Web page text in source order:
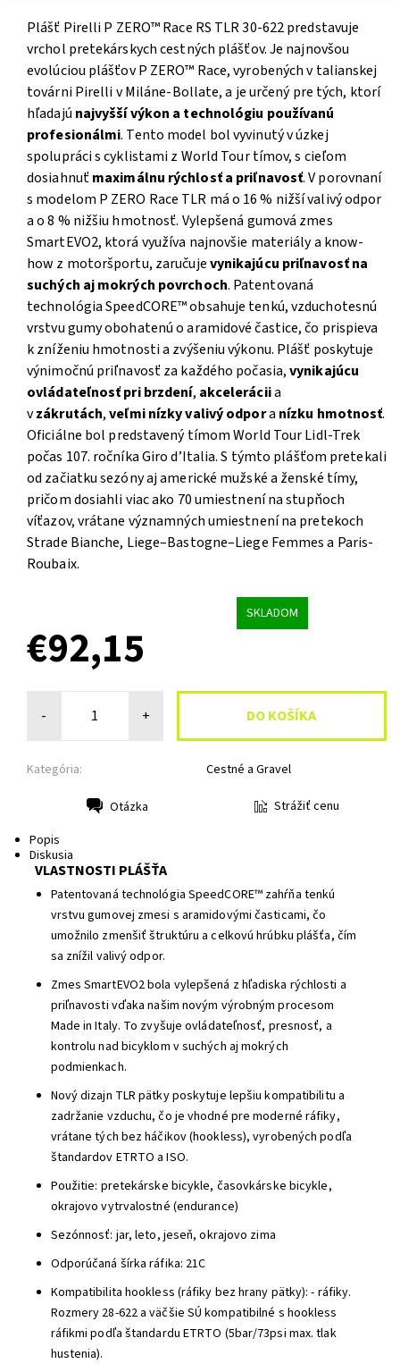
Plášť Pirelli P ZERO™ Race RS TLR 30-622 predstavuje
vrchol pretekárskych cestných plášťov. Je najnovšou
evolúciou plášťov P ZERO™ Race, vyrobených v talianskej
továrni Pirelli v Miláne-Bollate, a je určený pre tých, ktorí
hľadajú najvyšší výkon a technológiu používanú
profesionálmi. Tento model bol vyvinutý v úzkej
spolupráci s cyklistami z World Tour tímov, s cieľom
dosiahnuťmaximálnu rýchlosť a priľnavosť. V porovnaní
s modelom P ZERO Race TLR má o 16 % nižší valivý odpor
a o 8 % nižšiu hmotnosť. Vylepšená gumová zmes
SmartEVO2, ktorá využíva najnovšie materiály a know-
how z motoršportu, zaručujevynikajúcu priľnavosť na
suchých aj mokrých povrchoch. Patentovaná
technológia SpeedCORE™ obsahuje tenkú, vzduchotesnú
vrstvu gumy obohatenú o aramidové častice, čo prispieva
k zníženiu hmotnosti a zvýšeniu výkonu. Plášť poskytuje
výnimočnú priľnavosť za každého počasia,vynikajúcu
ovládateľnosť pri brzdení, akceleráciia
vzákrutách,veľmi nízky valivý odpora nízku hmotnosť.
Oficiálne bol predstavený tímom World Tour Lidl-Trek
počas 107. ročníka Giro d’Italia. S týmto plášťom pretekali
od začiatku sezóny aj americké mužské a ženské tímy,
pričom dosiahli viac ako 70 umiestnení na stupňoch
víťazov, vrátane významných umiestnení na pretekoch
Strade Bianche, Liege–Bastogne–Liege Femmes a Paris-
Roubaix.
SKLADOM
€92,15
- +
Kategória: Cestné a Gravel
Otázka
Strážiť cenu
Popis
Diskusia
VLASTNOSTI PLÁŠŤA
Patentovaná technológia SpeedCORE™ zahŕňa tenkú
vrstvu gumovej zmesi s aramidovými časticami, čo
umožnilo zmenšiť štruktúru a celkovú hrúbku plášťa, čím
sa znížil valivý odpor.
Zmes SmartEVO2 bola vylepšená z hľadiska rýchlosti a
priľnavosti vďaka našim novým výrobným procesom
Made in Italy. To zvyšuje ovládateľnosť, presnosť, a
kontrolu nad bicyklom v suchých aj mokrých
podmienkach.
Nový dizajn TLR pätky poskytuje lepšiu kompatibilitu a
zadržanie vzduchu, čo je vhodné pre moderné ráfiky,
vrátane tých bez háčikov (hookless), vyrobených podľa
štandardov ETRTO a ISO.
Použitie: pretekárske bicykle, časovkárske bicykle,
okrajovo vytrvalostné (endurance)
Sezónnosť: jar, leto, jeseň, okrajovo zima
Odporúčaná šírka ráfika: 21C
Kompatibilita hookless (ráfiky bez hrany pätky): - ráfiky.
Rozmery 28-622 a väčšie SÚ kompatibilné s hookless
ráfikmi podľa štandardu ETRTO (5bar/73psi max. tlak
hustenia).